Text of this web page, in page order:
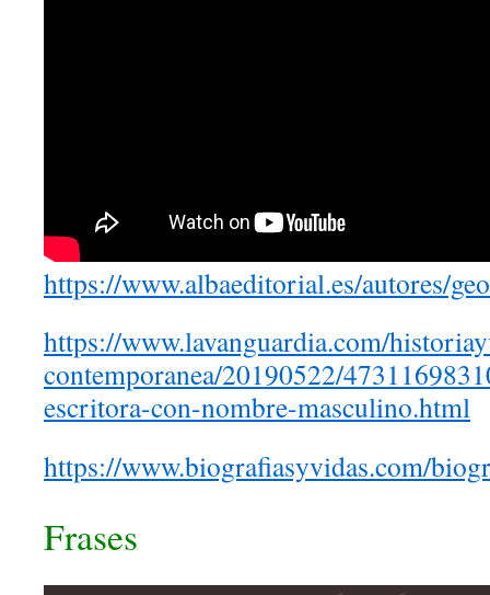
https://www.albaeditorial.es/autores/
https://www.lavanguardia.com/
contemporanea/20190522/
escritora-con-nombre-masculino.html
https://www.biografiasyvidas.com/
Frases